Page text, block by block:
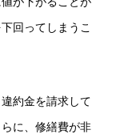
回ってしまうこ
約金を請求して
に、修繕費が非